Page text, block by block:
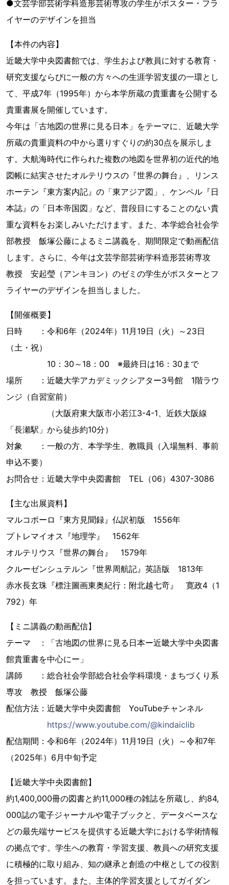
●文芸学部芸術学科造形芸術専攻の学生がポスター・フラ
イヤーのデザインを担当
【本件の内容】
近畿大学中央図書館では、学生および教員に対する教育・
研究支援ならびに一般の方々への生涯学習支援の一環とし
て、平成7年（1995年）から本学所蔵の貴重書を公開する
貴重書展を開催しています。
今年は「古地図の世界に見る日本」をテーマに、近畿大学
所蔵の貴重資料の中から選りすぐりの約30点を展示しま
す。大航海時代に作られた複数の地図を世界初の近代的地
図帳に結実させたオルテリウスの『世界の舞台』、リンス
ホーテン『東方案内記』の「東アジア図」、ケンペル『日
本誌』の「日本帝国図」など、普段目にすることのない貴
重な資料をお楽しみいただけます。また、本学総合社会学
部教授 飯塚公藤によるミニ講義を、期間限定で動画配信
します。さらに、今年は文芸学部芸術学科造形芸術専攻
教授 安起瑩（アンキヨン）のゼミの学生がポスターとフ
ライヤーのデザインを担当しました。
【開催概要】
日時 ：令和6年（2024年）11月19日（火）～23日
（土・祝）
10：30～18：00 ※最終日は16：30まで
場所 ：近畿大学アカデミックシアター3号館 1階ラウ
ンジ（自習室前）
（大阪府東大阪市小若江3-4-1、近鉄大阪線
「長瀬駅」から徒歩約10分）
対象 ：一般の方、本学学生、教職員（入場無料、事前
申込不要）
お問合せ：近畿大学中央図書館 TEL（06）4307-3086
【主な出展資料】
マルコポーロ『東方見聞録』仏訳初版 1556年
プトレマイオス『地理学』 1562年
オルテリウス『世界の舞台』 1579年
クルーゼンシュテルン『世界周航記』英語版 1813年
赤水長玄珠『標注圖画東奥紀行：附北越七竒』 寛政4（1
792）年
【ミニ講義の動画配信】
テーマ ：「古地図の世界に見る日本ー近畿大学中央図書
館貴重書を中心にー」
講師 ：総合社会学部総合社会学科環境・まちづくり系
専攻 教授 飯塚公藤
配信方法：近畿大学中央図書館 YouTubeチャンネル
https://www.youtube.com/@kindaiclib
配信期間：令和6年（2024年）11月19日（火）～令和7年
（2025年）6月中旬予定
【近畿大学中央図書館】
約1,400,000冊の図書と約11,000種の雑誌を所蔵し、約84,
000誌の電子ジャーナルや電子ブックと、データベースな
どの最先端サービスを提供する近畿大学における学術情報
の拠点です。学生への教育・学習支援、教員への研究支援
に積極的に取り組み、知の継承と創造の中枢としての役割
を担っています。また、主体的学習支援としてガイダン